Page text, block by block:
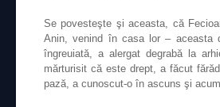
Se povesteşte şi aceasta, că
Anin, venind în casa lor – aceasta
îngreuiată, a alergat degrabă la
mărturisit că este drept, a făcut
pază, a cunoscut-o în ascuns şi